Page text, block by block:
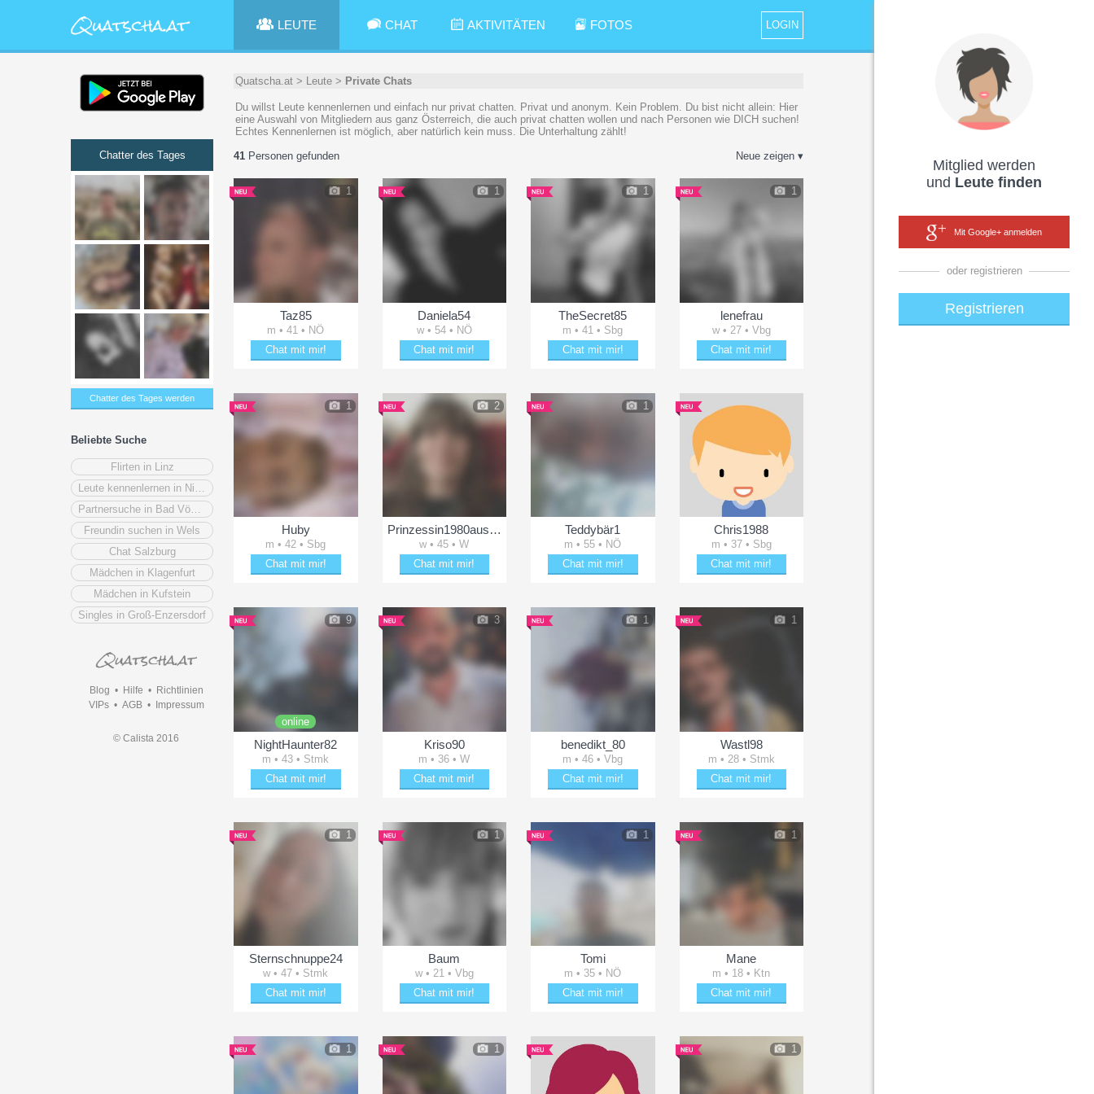
Mitglied werden
und Leute finden
Mit Google+ anmelden
oder registrieren
Registrieren
LOGIN
LEUTE CHAT AKTIVITÄTEN FOTOS
Chatter des Tages
Chatter des Tages werden
Beliebte Suche
Flirten in Linz
Freundin suchen in Wels
Chat Salzburg
Mädchen in Klagenfurt
Mädchen in Kufstein
Singles in Groß-Enzersdorf
Blog • Hilfe • Richtlinien
VIPs• AGB• Impressum
© Calista 2016
Quatscha.at > Leute > Private Chats
Du willst Leute kennenlernen und einfach nur privat chatten. Privat und anonym. Kein Problem. Du bist nicht allein: Hier
eine Auswahl von Mitgliedern aus ganz Österreich, die auch privat chatten wollen und nach Personen wie DICH suchen!
Echtes Kennenlernen ist möglich, aber natürlich kein muss. Die Unterhaltung zählt!
Neue zeigen ▾
41 Personen gefunden
1
Taz85
m • 41 • NÖ
Chat mit mir!
1
Daniela54
w • 54 • NÖ
Chat mit mir!
1
TheSecret85
m • 41 • Sbg
Chat mit mir!
1
lenefrau
w • 27 • Vbg
Chat mit mir!
1
Huby
m • 42 • Sbg
Chat mit mir!
2
Prinzessin1980ausWien
w • 45 • W
Chat mit mir!
1
Teddybär1
m • 55 • NÖ
Chat mit mir!
Chris1988
m • 37 • Sbg
Chat mit mir!
9
online
NightHaunter82
m • 43 • Stmk
Chat mit mir!
3
Kriso90
m • 36 • W
Chat mit mir!
1
benedikt_80
m • 46 • Vbg
Chat mit mir!
1
Wastl98
m • 28 • Stmk
Chat mit mir!
1
Sternschnuppe24
w • 47 • Stmk
Chat mit mir!
1
Baum
w • 21 • Vbg
Chat mit mir!
1
Tomi
m • 35 • NÖ
Chat mit mir!
1
Mane
m • 18 • Ktn
Chat mit mir!
1 1 1